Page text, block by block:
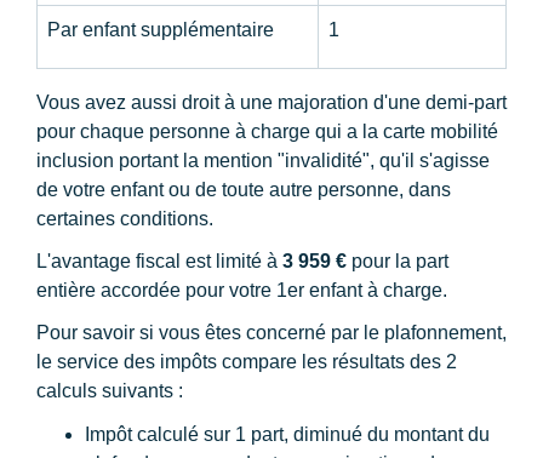
Par enfant supplémentaire 1
Vous avez aussi droit à une majoration d'une demi-part
pour chaque personne à charge qui a la carte mobilité
inclusion portant la mention "invalidité", qu'il s'agisse
de votre enfant ou de toute autre personne, dans
certaines conditions.
L'avantage fiscal est limité à 3 959 € pour la part
entière accordée pour votre 1er enfant à charge.
Pour savoir si vous êtes concerné par le plafonnement,
le service des impôts compare les résultats des 2
calculs suivants :
Impôt calculé sur 1 part, diminué du montant du